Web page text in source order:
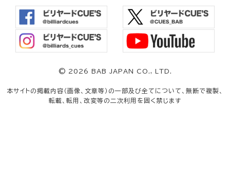
© 2026 BAB JAPAN CO., LTD.
本サイトの掲載内容（画像、文章等）の一部及び全てについて、無断で複製、
転載、転用、改変等の二次利用を固く禁じます